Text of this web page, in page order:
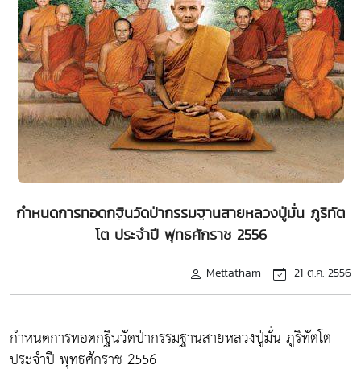
กำหนดการทอดกฐินวัดป่ากรรมฐานสายหลวงปู่มั่น ภูริทัต
โต ประจำปี พุทธศักราช 2556
Mettatham 21 ต.ค. 2556
กำหนดการทอดกฐินวัดป่ากรรมฐานสายหลวงปู่มั่น ภูริทัตโต
ประจำปี พุทธศักราช 2556